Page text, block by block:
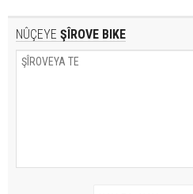
NÛÇEYE ŞÎROVE BIKE